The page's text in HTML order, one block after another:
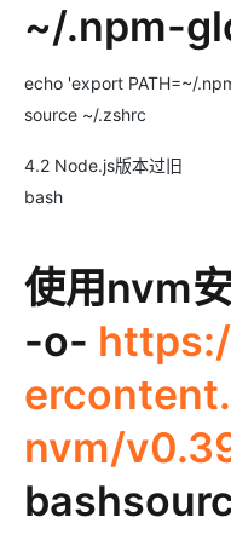
~/.npm-
echo 'export PATH=~/
source ~/.zshrc
4.2 Node.js版本过旧
bash
使用nvm
-o-
nvm/